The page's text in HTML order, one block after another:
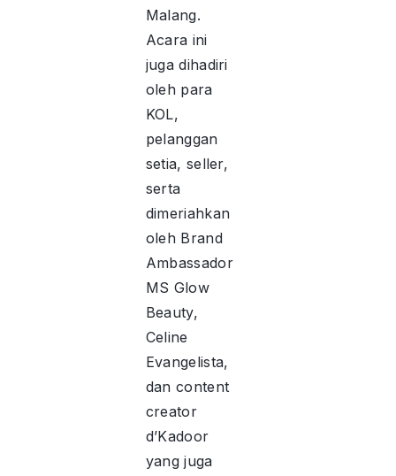
Malang.
Acara ini
juga dihadiri
oleh para
KOL,
pelanggan
setia, seller,
serta
dimeriahkan
oleh Brand
Ambassador
MS Glow
Beauty,
Celine
Evangelista,
dan content
creator
d’Kadoor
yang juga